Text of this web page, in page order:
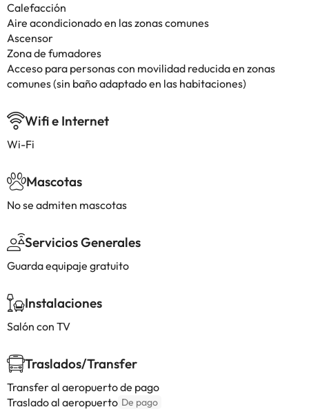
Calefacción
Aire acondicionado en las zonas comunes
Ascensor
Zona de fumadores
Acceso para personas con movilidad reducida en zonas
comunes (sin baño adaptado en las habitaciones)
Wifi e Internet
Wi-Fi
Mascotas
No se admiten mascotas
Servicios Generales
Guarda equipaje gratuito
Instalaciones
Salón con TV
Traslados/Transfer
Transfer al aeropuerto de pago
Traslado al aeropuerto De pago